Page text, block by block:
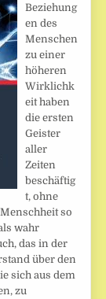
Beziehung
en des
Menschen
zu einer
höheren
Wirklichk
eit haben
die ersten
Geister
aller
Zeiten
beschäftig
t, ohne
so
wahr
das in der
über den
sich aus dem
zu